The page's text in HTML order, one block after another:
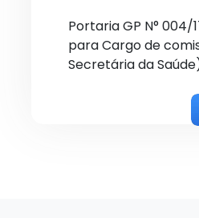
Portaria GP N° 004/
para Cargo de
Secretária da